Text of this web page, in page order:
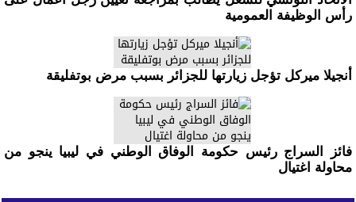
رأس الوظيفة العمومية
أنجيلا ميركل تؤجل زيارتها للجزائر بسبب مرض بوتفليقة
فائز السراج رئيس حكومة الوفاق الوطني في ليبيا ينجو من
محاولة اغتيال